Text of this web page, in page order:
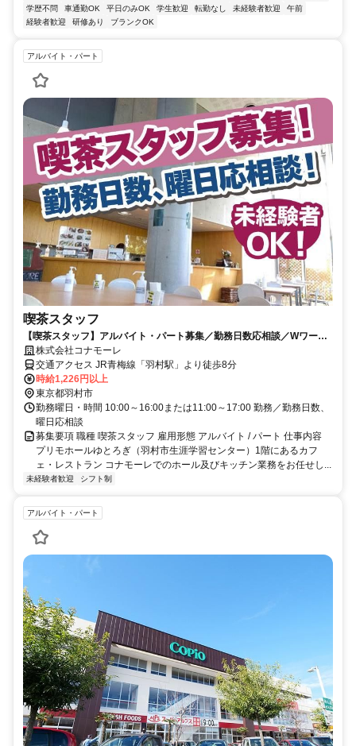
学歴不問
車通勤OK 平日のみOK 学生歓迎 転勤なし 未経験者歓迎
午前
経験者歓迎
研修あり ブランクOK
アルバイト・パート
喫茶スタッフ
【喫茶スタッフ】アルバイト・パート募集／勤務日数応相談／Wワーク
OK／主婦・学生活躍中
株式会社コナモーレ
交通アクセス JR青梅線「羽村駅」より徒歩8分
時給1,226円以上
東京都羽村市
勤務曜日・時間 10:00～16:00または11:00～17:00 勤務／勤務日数、
曜日応相談
募集要項 職種 喫茶スタッフ 雇用形態 アルバイト / パート 仕事内容
プリモホールゆとろぎ（羽村市生涯学習センター）1階にあるカフ
ェ・レストラン コナモーレでのホール及びキッチン業務をお任せし...
未経験者歓迎 シフト制
アルバイト・パート